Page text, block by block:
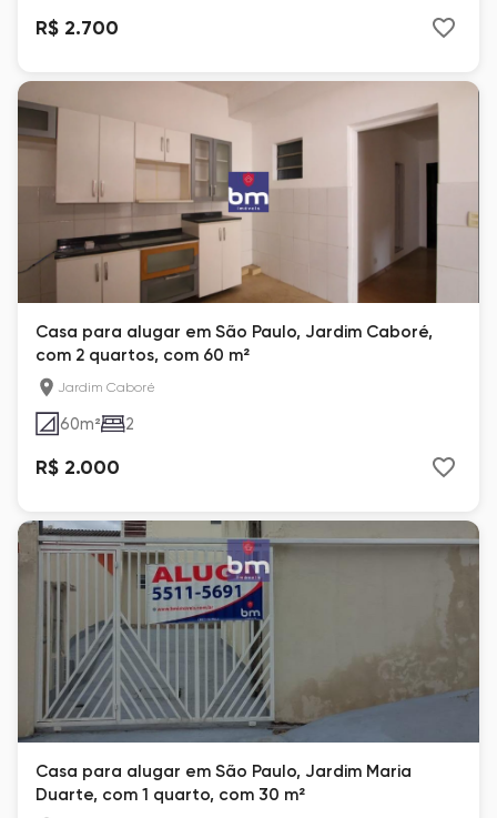
R$ 2.700
Casa para alugar em São Paulo, Jardim Caboré,
com 2 quartos, com 60 m²
Jardim Caboré
60m² 2
R$ 2.000
Casa para alugar em São Paulo, Jardim Maria
Duarte, com 1 quarto, com 30 m²